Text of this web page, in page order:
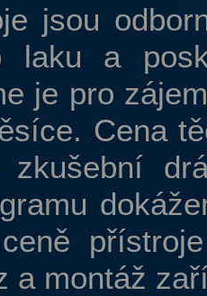
jsou
laku a
je pro
Cena
zkušební
a montáž